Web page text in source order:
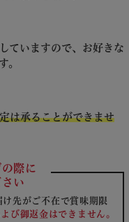
ていますので、お好きな
。
は承ることができませ
際に
い
先がご不在で賞味期限
び御返金はできません。